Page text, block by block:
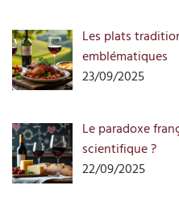
Les plats
emblématiques
23/09/2025
Le paradoxe
scientifique ?
22/09/2025